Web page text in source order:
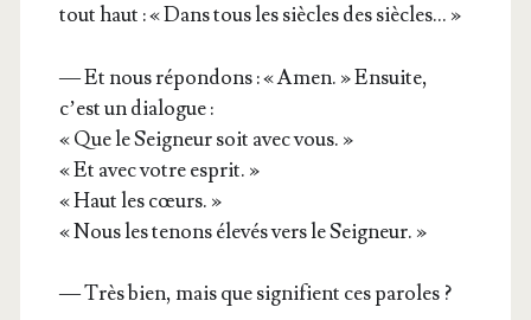
tout haut : « Dans tous les siècles des siècles… »
— Et nous répon­dons : « Amen. » Ensuite,
c’est un dialogue :
« Que le Sei­gneur soit avec vous. »
« Et avec votre esprit. »
« Haut les cœurs. »
« Nous les tenons éle­vés vers le Seigneur. »
— Très bien, mais que signi­fient ces paroles ?